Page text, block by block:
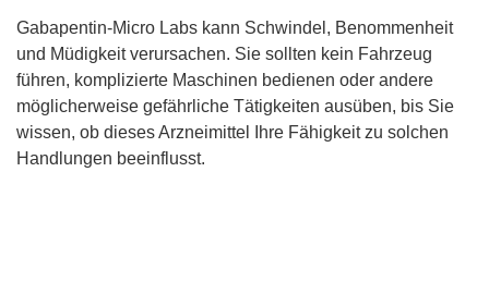
Gabapentin-Micro Labs kann Schwindel, Benommenheit
und Müdigkeit verursachen. Sie sollten kein Fahrzeug
führen, komplizierte Maschinen bedienen oder andere
möglicherweise gefährliche Tätigkeiten ausüben, bis Sie
wissen, ob dieses Arzneimittel Ihre Fähigkeit zu solchen
Handlungen beeinflusst.